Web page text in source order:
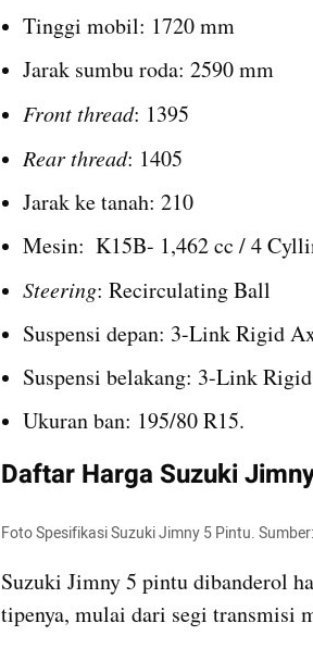
Tinggi mobil: 1720 mm
Jarak sumbu roda: 2590 mm
Front thread: 1395
Rear thread: 1405
Jarak ke tanah: 210
Mesin:  K15B- 1,462 cc / 4
Steering: Recirculating Ball
Suspensi depan: 3-Link Rigid
Suspensi belakang: 3-Link
Ukuran ban: 195/80 R15.
Daftar Harga Suzuki
Foto Spesifikasi Suzuki Jimny 5 Pintu.
Suzuki Jimny 5 pintu dibanderol
tipenya, mulai dari segi transmisi